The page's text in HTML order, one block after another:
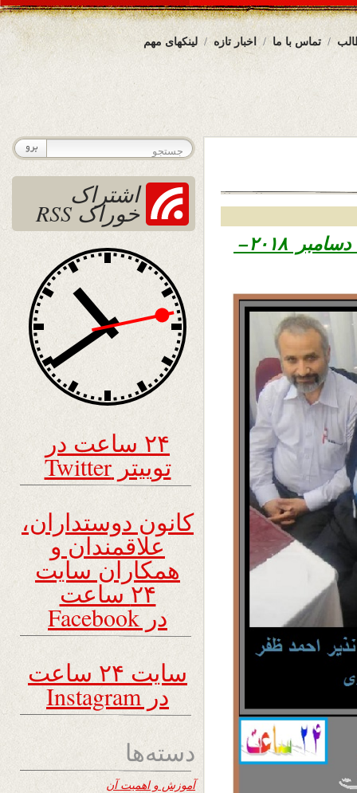
لینکهای مهم اخبار تازه تماس با ما
۱۳۹۷ – ۱۶ دسامبر ۲۰۱۸–
اشتراک
خوراک RSS
۲۴ ساعت در
توییتر Twitter
کانون دوستداران،
علاقمندان و
همکاران سایت
۲۴ ساعت
در Facebook
سایت ۲۴ ساعت
در Instagram
دسته‌ها
آموزش و اهمیت آن